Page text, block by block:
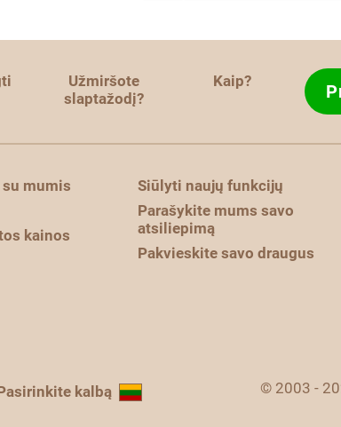
Užmiršote
slaptažodį?
Kaip?
mumis
kainos
Siūlyti naujų funkcijų
Parašykite mums savo
atsiliepimą
Pakvieskite savo draugus
kalbą © 2003 -